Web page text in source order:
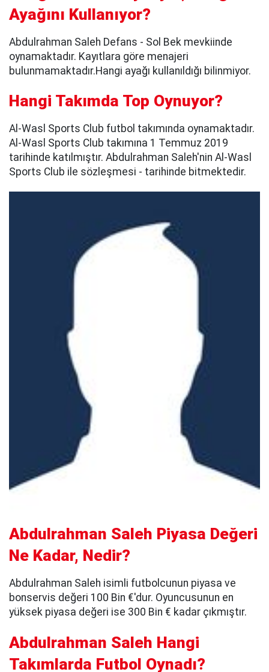
Ayağını Kullanıyor?
Abdulrahman Saleh Defans - Sol Bek mevkiinde
oynamaktadır. Kayıtlara göre menajeri
bulunmamaktadır.Hangi ayağı kullanıldığı bilinmiyor.
Hangi Takımda Top Oynuyor?
Al-Wasl Sports Club futbol takımında oynamaktadır.
Al-Wasl Sports Club takımına 1 Temmuz 2019
tarihinde katılmıştır. Abdulrahman Saleh'nin Al-Wasl
Sports Club ile sözleşmesi - tarihinde bitmektedir.
Abdulrahman Saleh Piyasa Değeri
Ne Kadar, Nedir?
Abdulrahman Saleh isimli futbolcunun piyasa ve
bonservis değeri 100 Bin €'dur. Oyuncusunun en
yüksek piyasa değeri ise 300 Bin € kadar çıkmıştır.
Abdulrahman Saleh Hangi
Takımlarda Futbol Oynadı?